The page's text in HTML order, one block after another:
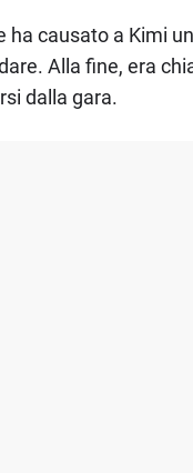
causato a Kimi
Alla fine, era
dalla gara.